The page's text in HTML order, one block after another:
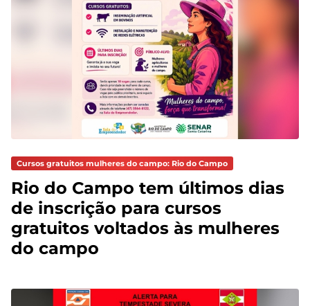
Cursos gratuitos mulheres do campo: Rio do Campo
Rio do Campo tem últimos dias
de inscrição para cursos
gratuitos voltados às mulheres
do campo